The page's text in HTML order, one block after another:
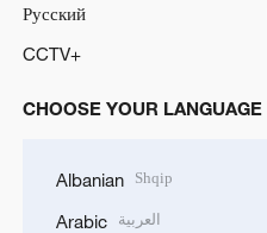
Русский
CCTV+
CHOOSE YOUR LANGUAGE
Albanian Shqip
Arabic العربية